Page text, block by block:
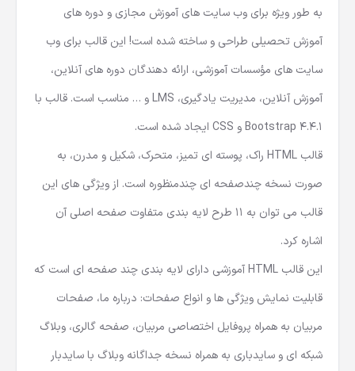
قالب Raque یک
قالب HTML آموزشی
واکنشگرا و خلاق است که
به طور ویژه برای وب سایت های آموزش مجازی و دوره های
آموزش تحصیلی طراحی و ساخته شده است! این قالب برای وب
سایت های مؤسسات آموزشی، ارائه دهندگان دوره های آنلاین،
آموزش آنلاین، مدیریت یادگیری، LMS و … مناسب است. قالب با
Bootstrap 4.4.1 و CSS ایجاد شده است.
قالب HTML
راک، پوسته ای تمیز، متحرک، شکیل و مدرن، به
صورت نسخه چندصفحه ای چندمنظوره است. از ویژگی های این
اشاره کرد.
این قالب HTML آموزشی دارای لایه بندی چند صفحه ای است که
قابلیت نمایش ویژگی ها و انواع صفحات: درباره ما، صفحات
مربیان به همراه پروفایل اختصاصی مربیان، صفحه گالری، وبلاگ